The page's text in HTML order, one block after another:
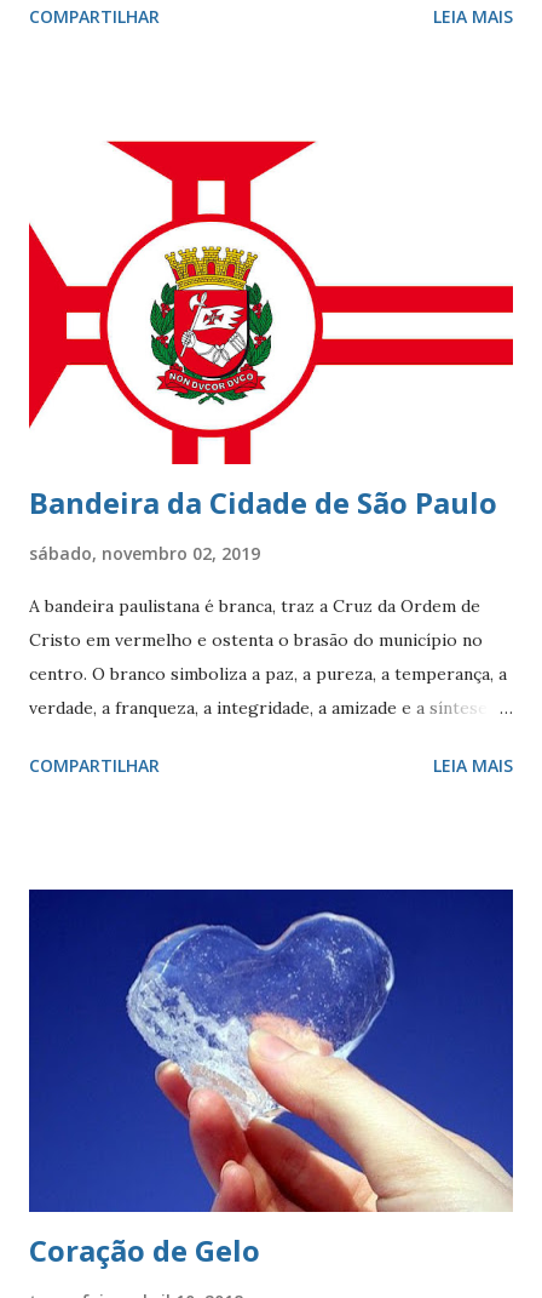
compositores e poetas. Como defini-lo? Calmo e elegante.
pelo seu cartão-postal: o mar e o Morro Dois Irmãos. A
localidade uma das mais cobiçadas da cidade e um dos
bairros mais caros do país. No último dia 26 de julho, o
Leblon completou 100 anos de histórias. Francisca Ornellas
Teles e Charles Le Blond Charles Le Blond, 1804-1880,
chegou ao Rio de Janeiro em 1830, proveniente de
Marselha fundando a empresa ‘Navegação Aliança’ com a
finalidade de explor...
COMPARTILHAR LEIA MAIS
Bandeira da Cidade de São Paulo
sábado, novembro 02, 2019
A bandeira paulistana é branca, traz a Cruz da Ordem de
Cristo em vermelho e ostenta o brasão do município no
centro. O branco simboliza a paz, a pureza, a temperança, a
verdade, a franqueza, a integridade, a amizade e a síntese
valor, a galhardia, a generosidade e a honra. A cruz evoca a
Paulo. O brasão consiste num braço armado empunhando
um pendão branco, de de quatro pontas farpadas,
ostentando a cruz da Ordem de Cristo. O pendão está
fixado em uma haste lanceada, em prata. Encimando o
escudo há uma coroa em ouro, com quatro torres, três
ameias, com uma porta cada. Suportes: dois ramos de café,
frutificados, na sua cor natural. Divisa: ‘Non ducor duco’
(não sou conduzido, conduzo). . A cr...
COMPARTILHAR LEIA MAIS
Coração de Gelo